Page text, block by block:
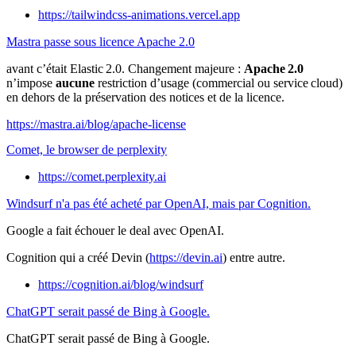
https://tailwindcss-animations.vercel.app
Mastra passe sous licence Apache 2.0
avant c’était Elastic 2.0. Changement majeure : Apache 2.0
n’impose aucune restriction d’usage (commercial ou service cloud)
en dehors de la préservation des notices et de la licence.
https://mastra.ai/blog/apache-license
Comet, le browser de perplexity
https://comet.perplexity.ai
Windsurf n'a pas été acheté par OpenAI, mais par Cognition.
Google a fait échouer le deal avec OpenAI.
Cognition qui a créé Devin (https://devin.ai) entre autre.
https://cognition.ai/blog/windsurf
ChatGPT serait passé de Bing à Google.
ChatGPT serait passé de Bing à Google.